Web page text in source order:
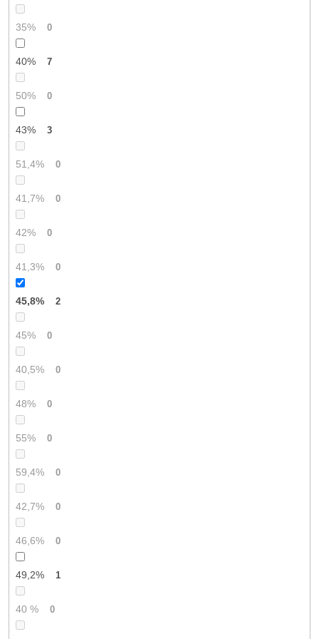
35% 0
40% 7
50% 0
43% 3
51,4% 0
41,7% 0
42% 0
41,3% 0
45,8% 2
45% 0
40,5% 0
48% 0
55% 0
59,4% 0
42,7% 0
46,6% 0
49,2% 1
40 % 0